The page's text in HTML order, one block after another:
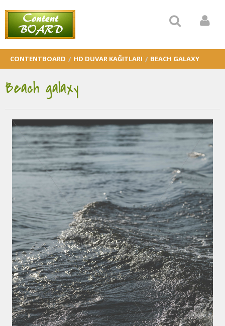
CONTENTBOARD HD DUVAR KAĞITLARI BEACH GALAXY
Beach galaxy